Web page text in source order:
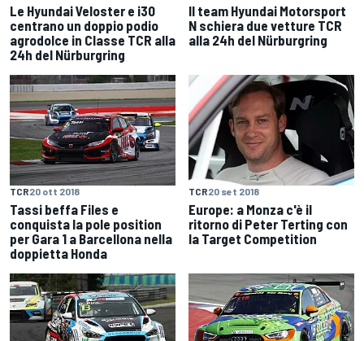
Le Hyundai Veloster e i30
centrano un doppio podio
agrodolce in Classe TCR alla
24h del Nürburgring
Il team Hyundai Motorsport
N schiera due vetture TCR
alla 24h del Nürburgring
TCR20 ott 2018
Tassi beffa Files e
conquista la pole position
per Gara 1 a Barcellona nella
doppietta Honda
TCR20 set 2018
Europe: a Monza c'è il
ritorno di Peter Terting con
la Target Competition